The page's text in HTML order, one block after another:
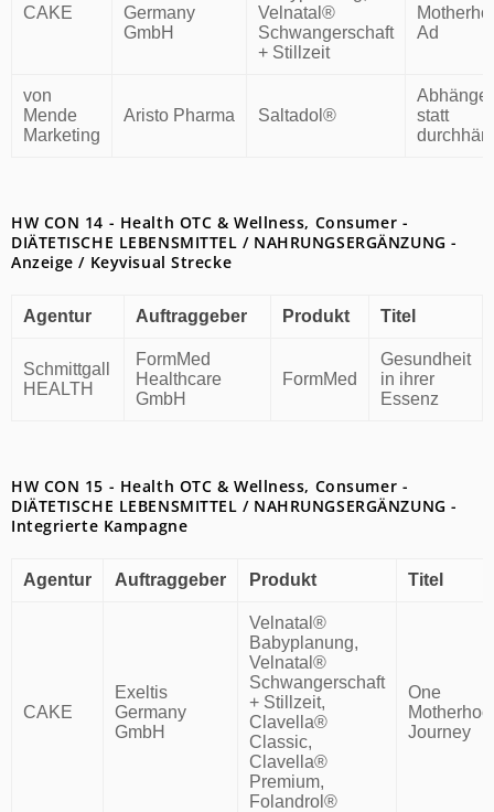
CAKE
Germany
GmbH
Velnatal®
Schwangerschaft
+ Stillzeit
Ad
von
Mende
Marketing
Aristo Pharma Saltadol®
statt
HW CON 14 - Health OTC & Wellness, Consumer -
DIÄTETISCHE LEBENSMITTEL / NAHRUNGSERGÄNZUNG -
Anzeige / Keyvisual Strecke
Agentur Auftraggeber Produkt Titel
Schmittgall
HEALTH
FormMed
Healthcare
GmbH
FormMed
Gesundheit
in ihrer
Essenz
HW CON 15 - Health OTC & Wellness, Consumer -
DIÄTETISCHE LEBENSMITTEL / NAHRUNGSERGÄNZUNG -
Integrierte Kampagne
Agentur Auftraggeber Produkt Titel
CAKE
Exeltis
Germany
GmbH
Velnatal®
Babyplanung,
Velnatal®
Schwangerschaft
+ Stillzeit,
Clavella®
Classic,
Clavella®
Premium,
Folandrol®
One
Journey